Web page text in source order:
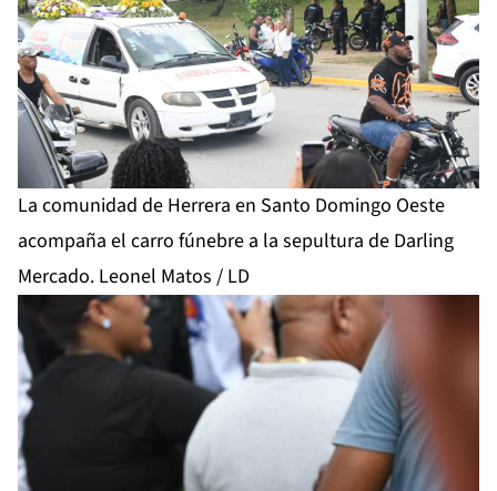
La comunidad de Herrera en Santo Domingo Oeste
acompaña el carro fúnebre a la sepultura de Darling
Mercado. Leonel Matos / LD